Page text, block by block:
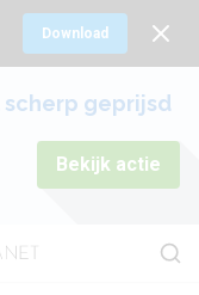
Download
scherp geprijsd
Bekijk actie